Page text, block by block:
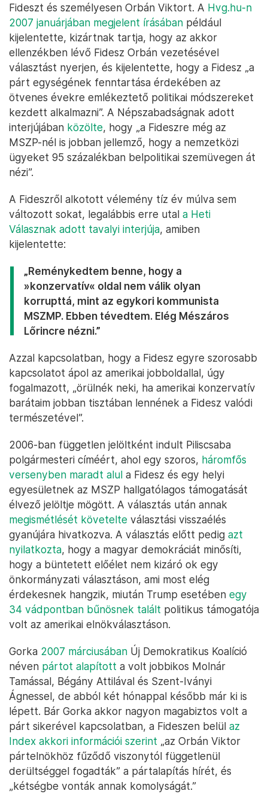
Fideszt és személyesen Orbán Viktort. A Hvg.hu-n
2007 januárjában megjelent írásában például
kijelentette, kizártnak tartja, hogy az akkor
ellenzékben lévő Fidesz Orbán vezetésével
választást nyerjen, és kijelentette, hogy a Fidesz „a
párt egységének fenntartása érdekében az
ötvenes évekre emlékeztető politikai módszereket
kezdett alkalmazni”. A Népszabadságnak adott
interjújában közölte, hogy „a Fideszre még az
MSZP-nél is jobban jellemző, hogy a nemzetközi
ügyeket 95 százalékban belpolitikai szemüvegen át
nézi”.
A Fideszről alkotott vélemény tíz év múlva sem
változott sokat, legalábbis erre utal a Heti
Válasznak adott tavalyi interjúja, amiben
kijelentette:
„Reménykedtem benne, hogy a
»konzervatív« oldal nem válik olyan
korrupttá, mint az egykori kommunista
MSZMP. Ebben tévedtem. Elég Mészáros
Lőrincre nézni.”
Azzal kapcsolatban, hogy a Fidesz egyre szorosabb
kapcsolatot ápol az amerikai jobboldallal, úgy
fogalmazott, „örülnék neki, ha amerikai konzervatív
barátaim jobban tisztában lennének a Fidesz valódi
természetével”.
2006-ban független jelöltként indult Piliscsaba
polgármesteri címéért, ahol egy szoros, háromfős
versenyben maradt alul a Fidesz és egy helyi
egyesületnek az MSZP hallgatólagos támogatását
élvező jelöltje mögött. A választás után annak
megismétlését követelte választási visszaélés
gyanújára hivatkozva. A választás előtt pedig azt
nyilatkozta, hogy a magyar demokráciát minősíti,
hogy a büntetett előélet nem kizáró ok egy
önkormányzati választáson, ami most elég
érdekesnek hangzik, miután Trump esetében egy
34 vádpontban bűnösnek talált politikus támogatója
volt az amerikai elnökválasztáson.
Gorka 2007 márciusában Új Demokratikus Koalíció
néven pártot alapított a volt jobbikos Molnár
Tamással, Bégány Attilával és Szent-Iványi
Ágnessel, de abból két hónappal később már ki is
lépett. Bár Gorka akkor nagyon magabiztos volt a
párt sikerével kapcsolatban, a Fideszen belül az
Index akkori információi szerint „az Orbán Viktor
pártelnökhöz fűződő viszonytól függetlenül
derültséggel fogadták” a pártalapítás hírét, és
„kétségbe vonták annak komolyságát.”